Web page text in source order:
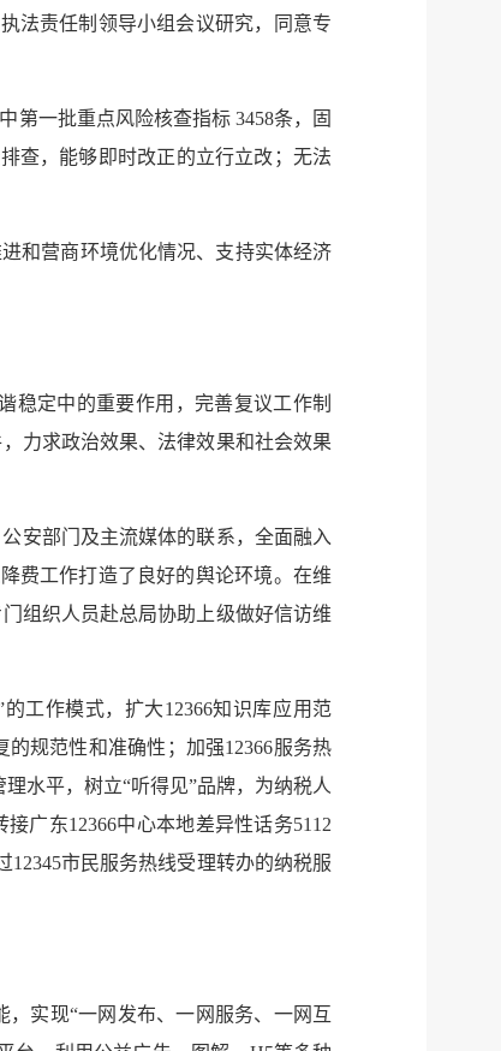
法责任制领导小组会议研究，同意专
第一批重点风险核查指标3458条，固
查，能够即时改正的立行立改；无法
和营商环境优化情况、支持实体经济
稳定中的重要作用，完善复议工作制
力求政治效果、法律效果和社会效果
安部门及主流媒体的联系，全面融入
费工作打造了良好的舆论环境。在维
组织人员赴总局协助上级做好信访维
的工作模式，扩大12366知识库应用范
的规范性和准确性；加强12366服务热
水平，树立“听得见”品牌，为纳税人
接广东12366中心本地差异性话务5112
12345市民服务热线受理转办的纳税服
实现“一网发布、一网服务、一网互